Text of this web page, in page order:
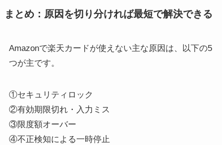
まとめ：原因を切り分ければ最短で解決できる
Amazonで楽天カードが使えない主な原因は、以下の5
つが主です。
①セキュリティロック
②有効期限切れ・入力ミス
③限度額オーバー
④不正検知による一時停止